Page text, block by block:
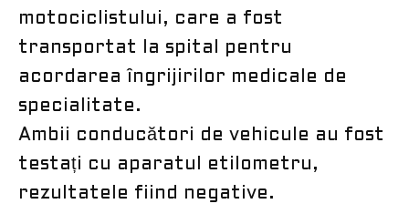
motociclistului, care a fost
transportat la spital pentru
acordarea îngrijirilor medicale de
specialitate.
Ambii conducători de vehicule au fost
testați cu aparatul etilometru,
rezultatele fiind negative.